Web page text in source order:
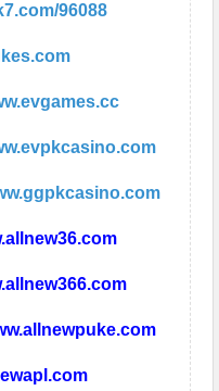
96088